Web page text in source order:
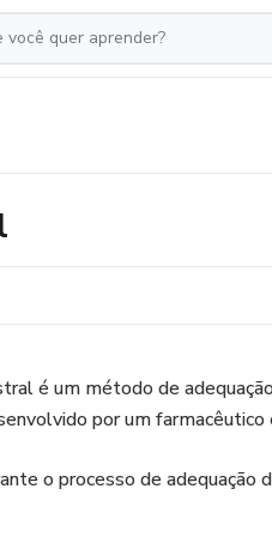
é um método de
por um farmacêutico
o processo de adequação